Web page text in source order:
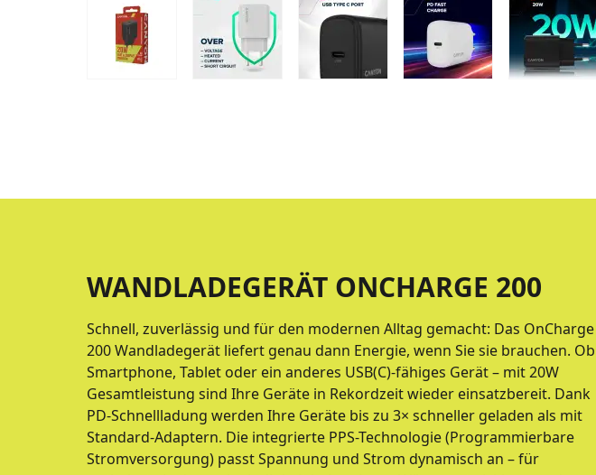
WANDLADEGERÄT ONCHARGE 200
Schnell, zuverlässig und für den modernen Alltag gemacht: Das OnCharge
200 Wandladegerät liefert genau dann Energie, wenn Sie sie brauchen. Ob
Smartphone, Tablet oder ein anderes USB(C)-fähiges Gerät – mit 20W
Gesamtleistung sind Ihre Geräte in Rekordzeit wieder einsatzbereit. Dank
PD-Schnellladung werden Ihre Geräte bis zu 3× schneller geladen als mit
Standard-Adaptern. Die integrierte PPS-Technologie (Programmierbare
Stromversorgung) passt Spannung und Strom dynamisch an – für